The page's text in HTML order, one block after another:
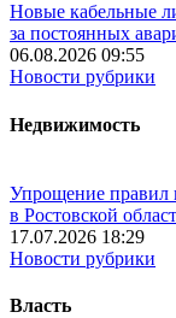
Новые кабельные
за постоянных
06.08.2026 09:55
Новости рубрики
Недвижимость
Упрощение правил
в Ростовской
17.07.2026 18:29
Новости рубрики
Власть